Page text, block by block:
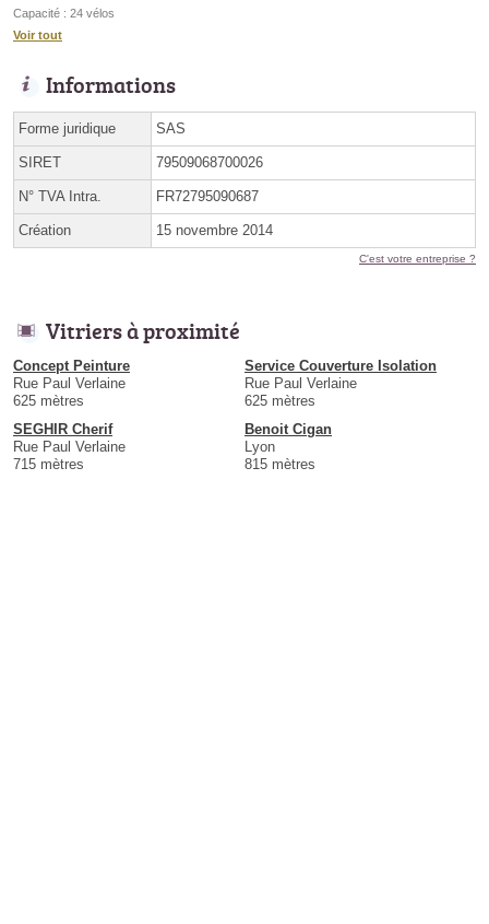
Capacité : 24 vélos
Voir tout
Informations
Forme juridique SAS
SIRET 79509068700026
N° TVA Intra. FR72795090687
Création 15 novembre 2014
C'est votre entreprise ?
Vitriers à proximité
Concept Peinture
Rue Paul Verlaine
625 mètres
Service Couverture Isolation
Rue Paul Verlaine
625 mètres
SEGHIR Cherif
Rue Paul Verlaine
715 mètres
Benoit Cigan
Lyon
815 mètres